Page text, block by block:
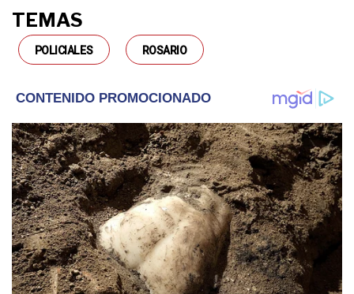
TEMAS
POLICIALES ROSARIO